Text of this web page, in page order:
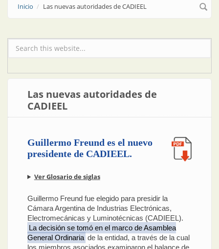
Inicio Las nuevas autoridades de CADIEEL
Formulario de búsqueda
Las nuevas autoridades de
CADIEEL
Guillermo Freund es el nuevo
presidente de CADIEEL.
Ver Glosario de siglas
Guillermo Freund fue elegido para presidir la
Cámara Argentina de Industrias Electrónicas,
Electromecánicas y Luminotécnicas (CADIEEL).
La decisión se tomó en el marco de Asamblea
General Ordinaria de la entidad, a través de la cual
los miembros asociados examinaron el balance de